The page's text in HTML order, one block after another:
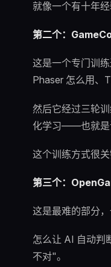
就像一个有十年
第二个：
这是一个专门训
Phaser 怎么用、
然后它经过三轮
化学习——也就是
这个训练方式很
第三个：
这是最难的部分，
怎么让 AI 自动判
不对"。